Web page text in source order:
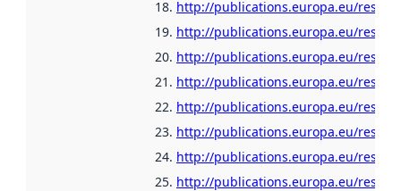
http://publications.europa.eu/
http://publications.europa.eu/
http://publications.europa.eu/
http://publications.europa.eu/
http://publications.europa.eu/
http://publications.europa.eu/
http://publications.europa.eu/
http://publications.europa.eu/